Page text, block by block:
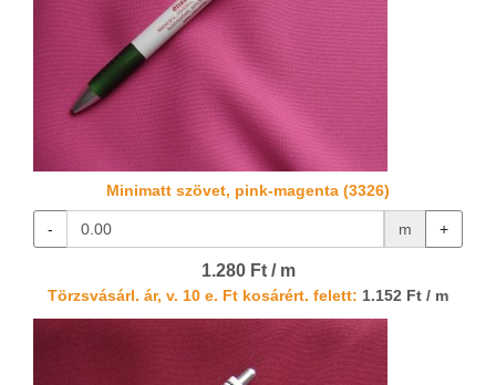
Minimatt szövet, pink-magenta (3326)
- m +
1.280 Ft / m
Törzsvásárl. ár, v. 10 e. Ft kosárért. felett: 1.152 Ft / m